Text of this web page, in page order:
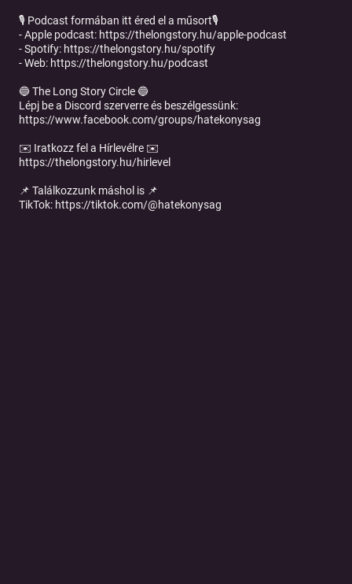
🎙 Podcast formában itt éred el a műsort🎙
- Apple podcast: https://thelongstory.hu/apple-podcast
- Spotify: https://thelongstory.hu/spotify
- Web: https://thelongstory.hu/podcast
🔵 The Long Story Circle 🔵
Lépj be a Discord szerverre és beszélgessünk:
https://www.facebook.com/groups/hatekonysag
✉️ Iratkozz fel a Hírlevélre ✉️
https://thelongstory.hu/hirlevel
📌 Találkozzunk máshol is 📌
TikTok: https://tiktok.com/@hatekonysag